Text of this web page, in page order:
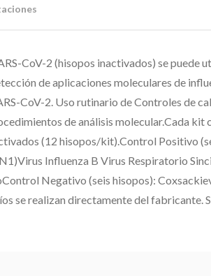
CoV-2 (hisopos inactivados) se puede
de aplicaciones moleculares de
CoV-2. Uso rutinario de Controles de
de análisis molecular.Cada kit
(12 hisopos/kit).Control Positivo
Influenza B Virus Respiratorio
Negativo (seis hisopos):
se realizan directamente del fabricante.